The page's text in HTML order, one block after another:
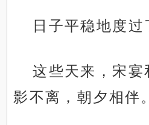
日子平稳地度过
这些天来，宋宴
影不离，朝夕相伴。